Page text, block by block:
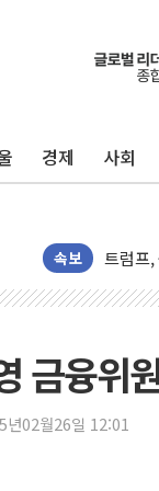
경제 사회
속보
충북 주
10월
한상협
뉴욕증
유럽증
미 연
트럼프,
美 항
이란
美 고
금융위
년02월26일 12:01